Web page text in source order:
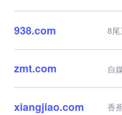
量
云
性
938.com 8尾
zmt.com 自
xiangjiao.com 香